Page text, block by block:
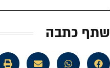
שתף כתבה